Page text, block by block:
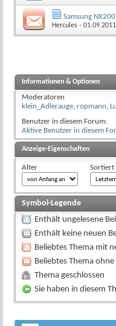
Samsung NX200
Hercules -
Informationen & Optionen
Moderatoren
klein_Adlerauge, ropmann,
Benutzer in diesem Forum:
Aktive Benutzer in diesem
Anzeige-Eigenschaften
Alter Sortiert
Symbol-Legende
Enthält ungelesene
Enthält keine neuen
Beliebtes Thema mit
Beliebtes Thema
Thema geschlossen
Sie haben in diesem